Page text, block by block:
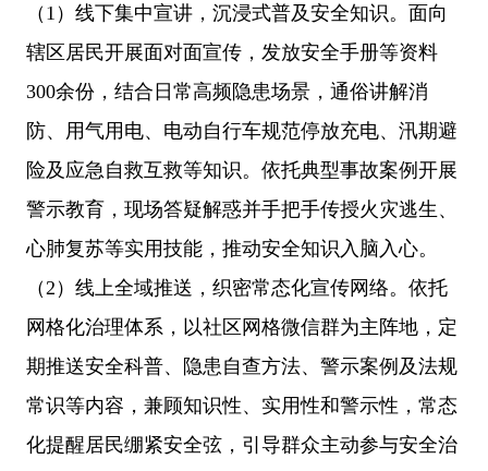
（1）线下集中宣讲，沉浸式普及安全知识。面向
辖区居民开展面对面宣传，发放安全手册等资料
300余份，结合日常高频隐患场景，通俗讲解消
防、用气用电、电动自行车规范停放充电、汛期避
险及应急自救互救等知识。依托典型事故案例开展
警示教育，现场答疑解惑并手把手传授火灾逃生、
心肺复苏等实用技能，推动安全知识入脑入心。
（2）线上全域推送，织密常态化宣传网络。依托
网格化治理体系，以社区网格微信群为主阵地，定
期推送安全科普、隐患自查方法、警示案例及法规
常识等内容，兼顾知识性、实用性和警示性，常态
化提醒居民绷紧安全弦，引导群众主动参与安全治